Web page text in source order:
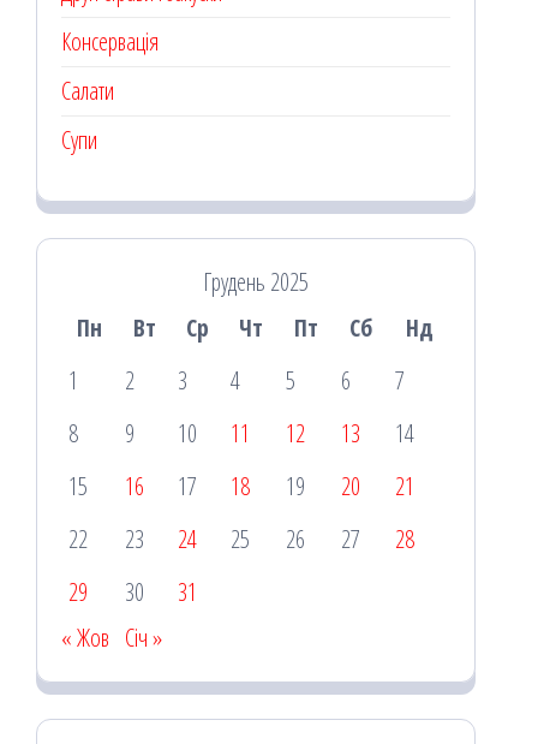
Консервація
Салати
Супи
Грудень 2025
Пн
Вт Ср Чт Пт Сб
Нд
1
2 3 4 5 6
7
8
9 10 11 12 13
14
15
16 17 18 19 20
21
22
23 24 25 26 27
28
29
30
31
« Жов Січ »